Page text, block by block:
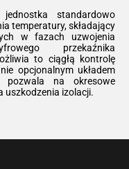
standardowo
temperatury, składający
w fazach uzwojenia
przekaźnika
to ciągłą kontrolę
opcjonalnym układem
pozwala na okresowe
uszkodzenia izolacji.